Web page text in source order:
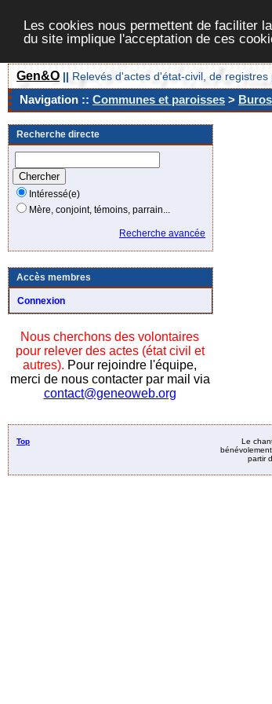
Les cookies nous permettent de faciliter
du site implique l'acceptation de ces
Gen&O || Relevés d'actes d'état-civil, de
Navigation :: Communes et paroisses >
Recherche directe
Intéressé(e)
Mère, conjoint, témoins, parrain...
Recherche avancée
Accès membres
Connexion
Nous cherchons des volontaires
pour relever des actes (état civil et
autres). Pour rejoindre l'équipe,
merci de nous contacter par mail via
contact@geneoweb.org
Top
Le
partir